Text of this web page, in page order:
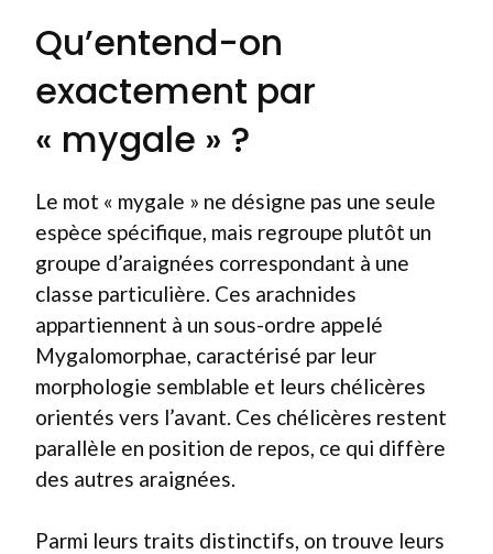
Qu’entend-on
exactement par
« mygale » ?
Le mot « mygale » ne désigne pas une seule
espèce spécifique, mais regroupe plutôt un
groupe d’araignées correspondant à une
classe particulière. Ces arachnides
appartiennent à un sous-ordre appelé
Mygalomorphae, caractérisé par leur
morphologie semblable et leurs chélicères
orientés vers l’avant. Ces chélicères restent
parallèle en position de repos, ce qui diffère
des autres araignées.
Parmi leurs traits distinctifs, on trouve leurs